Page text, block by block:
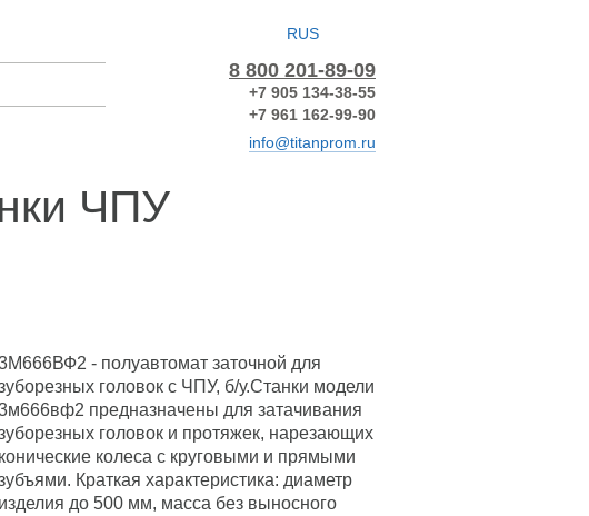
RUS
8 800 201-89-09
+7 905 134-38-55
+7 961 162-99-90
info@titanprom.ru
ЧПУ
- полуавтомат заточной для
головок с ЧПУ, б/у.Станки модели
предназначены для затачивания
головок и протяжек, нарезающих
конические колеса с круговыми и прямыми
Краткая характеристика: диаметр
изделия до 500 мм, масса без выносного